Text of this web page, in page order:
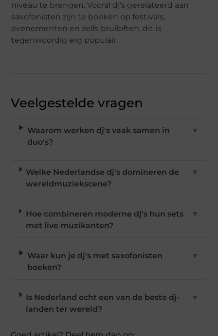
niveau te brengen. Vooral dj’s gerelateerd aan
saxofonisten zijn te boeken op festivals,
evenementen en zelfs bruiloften, dit is
tegenwoordig erg populair.
Veelgestelde vragen
Waarom werken dj's vaak samen in
duo's?
▼
Welke Nederlandse dj's domineren de
wereldmuziekscene?
▼
Hoe combineren moderne dj's hun sets
met live muzikanten?
▼
Waar kun je dj's met saxofonisten
boeken?
▼
Is Nederland echt een van de beste dj-
landen ter wereld?
▼